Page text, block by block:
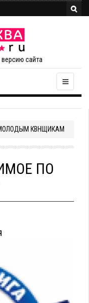
сайта
КВНЩИКАМ
ПО